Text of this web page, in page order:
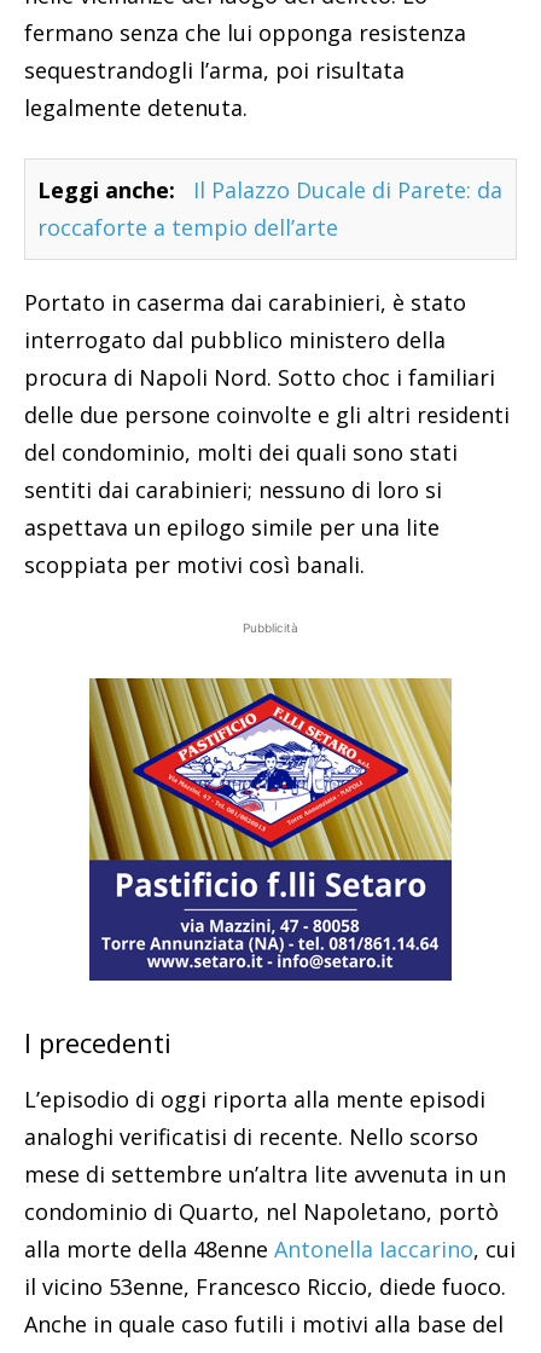
fermano senza che lui opponga resistenza
sequestrandogli l’arma, poi risultata
legalmente detenuta.
Leggi anche:
Il Palazzo Ducale di Parete: da
roccaforte a tempio dell’arte
Portato in caserma dai carabinieri, è stato
interrogato dal pubblico ministero della
procura di Napoli Nord. Sotto choc i familiari
delle due persone coinvolte e gli altri residenti
del condominio, molti dei quali sono stati
sentiti dai carabinieri; nessuno di loro si
aspettava un epilogo simile per una lite
scoppiata per motivi così banali.
Pubblicità
I precedenti
L’episodio di oggi riporta alla mente episodi
analoghi verificatisi di recente. Nello scorso
mese di settembre un’altra lite avvenuta in un
condominio di Quarto, nel Napoletano, portò
alla morte della 48enne Antonella Iaccarino, cui
il vicino 53enne, Francesco Riccio, diede fuoco.
Anche in quale caso futili i motivi alla base del